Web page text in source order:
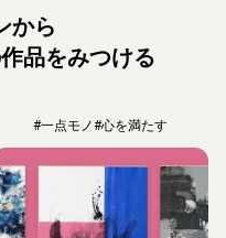
から
品をみつける
#一点モノ#心を満たす